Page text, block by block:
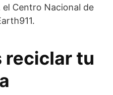
el Centro Nacional de
reciclar tu